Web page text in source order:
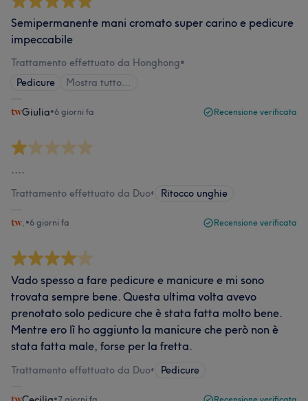
Semipermanente mani cromato super carino e pedicure
impeccabile
Trattamento effettuato da Honghong•
Pedicure
Mostra tutto…
Giulia•6 giorni fa Recensione verificata
....
Trattamento effettuato da Duo• Ritocco unghie
. •6 giorni fa Recensione verificata
Vado spesso a fare pedicure e manicure e mi sono
trovata sempre bene. Questa ultima volta avevo
prenotato solo pedicure che è stata fatta molto bene.
Mentre ero lì ho aggiunto la manicure che però non è
stata fatta male, forse per la fretta.
Trattamento effettuato da Duo• Pedicure